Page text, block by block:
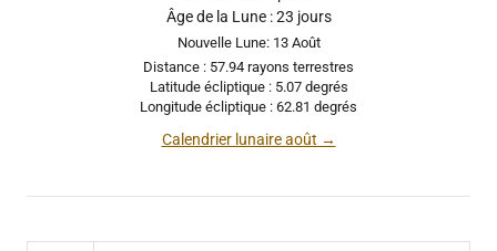
Âge de la Lune : 23 jours
Nouvelle Lune: 13 Août
Distance : 57.94 rayons terrestres
Latitude écliptique : 5.07 degrés
Longitude écliptique : 62.81 degrés
Calendrier lunaire août →